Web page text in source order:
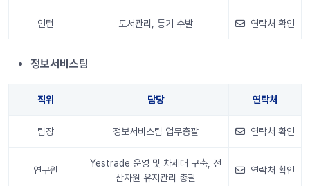
인턴 도서관리, 등기 수발 연락처 확인
정보서비스팀
직위 담당 연락처
팀장 정보서비스팀 업무총괄 연락처 확인
연구원
Yestrade 운영 및 차세대 구축, 전
산자원 유지관리 총괄
연락처 확인